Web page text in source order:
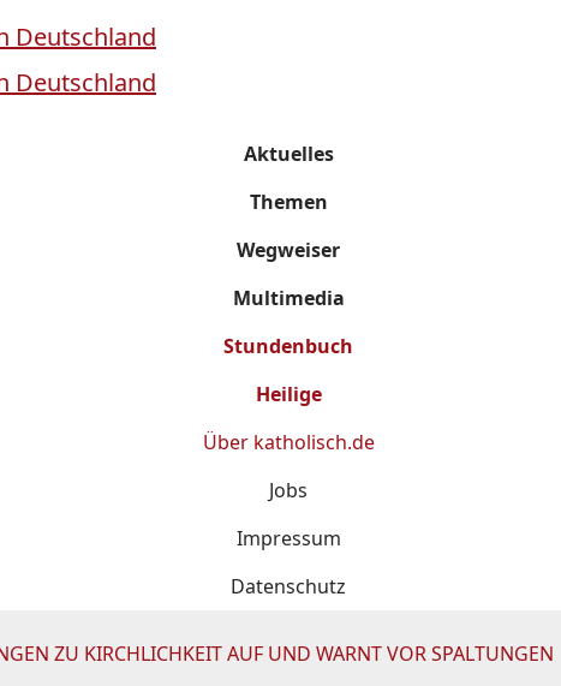
Aktuelles
Themen
Wegweiser
Multimedia
Stundenbuch
Heilige
Über katholisch.de
Jobs
Impressum
Datenschutz
ZU KIRCHLICHKEIT AUF UND WARNT VOR SPALTUNGEN